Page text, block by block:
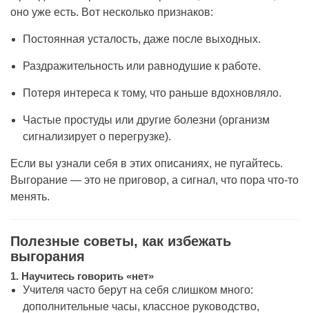
оно уже есть. Вот несколько признаков:
Постоянная усталость, даже после выходных.
Раздражительность или равнодушие к работе.
Потеря интереса к тому, что раньше вдохновляло.
Частые простуды или другие болезни (организм
сигнализирует о перегрузке).
Если вы узнали себя в этих описаниях, не пугайтесь.
Выгорание — это не приговор, а сигнал, что пора что-то
менять.
Полезные советы, как избежать
выгорания
1. Научитесь говорить «нет»
Учителя часто берут на себя слишком много:
дополнительные часы, классное руководство,